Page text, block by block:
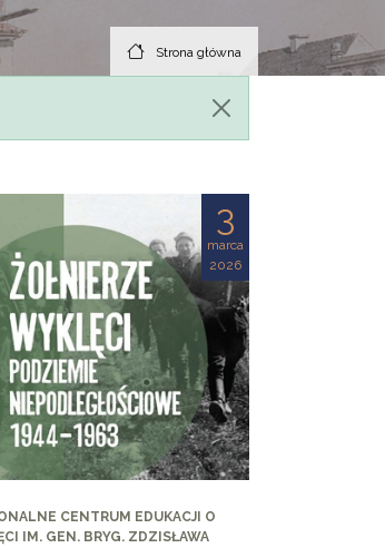
Strona główna
3
marca
2026
CENTRUM EDUKACJI O
IM. GEN. BRYG. ZDZISŁAWA